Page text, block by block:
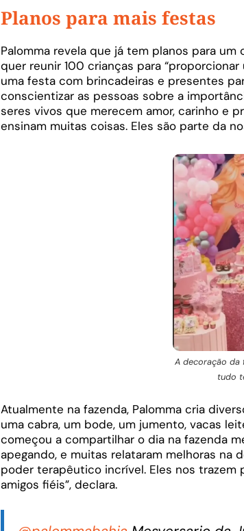
Planos para mais festas
Palomma revela que já tem planos para
quer reunir 100 crianças para
uma festa com brincadeiras e presentes
conscientizar as pessoas sobre a
seres vivos que merecem amor, carinho e
ensinam muitas coisas. Eles são parte da
A decoração da
tudo
Atualmente na fazenda, Palomma cria
uma cabra, um bode, um jumento, vacas
começou a compartilhar o dia na fazenda
apegando, e muitas relataram melhoras na
poder terapêutico incrível. Eles nos trazem
amigos fiéis”, declara.